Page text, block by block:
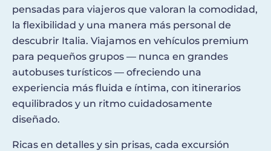
pensadas para viajeros que valoran la comodidad,
la flexibilidad y una manera más personal de
descubrir Italia. Viajamos en vehículos premium
para pequeños grupos — nunca en grandes
autobuses turísticos — ofreciendo una
experiencia más fluida e íntima, con itinerarios
equilibrados y un ritmo cuidadosamente
diseñado.
Ricas en detalles y sin prisas, cada excursión